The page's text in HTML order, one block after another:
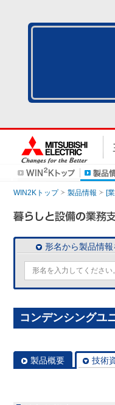
WIN2Kトップ 製品情報 [
形名から製品情報
コンデンシングユ
製品概要 技術